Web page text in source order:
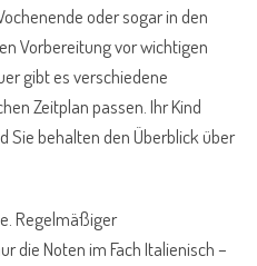
oder sogar in den
Vorbereitung vor wichtigen
gibt es verschiedene
Zeitplan passen. Ihr Kind
Sie behalten den Überblick über
Regelmäßiger
die Noten im Fach Italienisch –